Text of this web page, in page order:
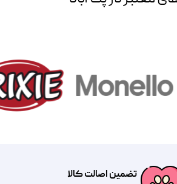
تضمین اصالت کالا